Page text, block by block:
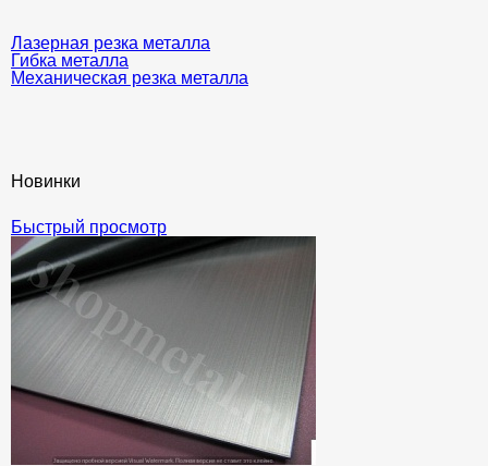
Лазерная резка металла
Гибка металла
Механическая резка металла
Новинки
Быстрый просмотр